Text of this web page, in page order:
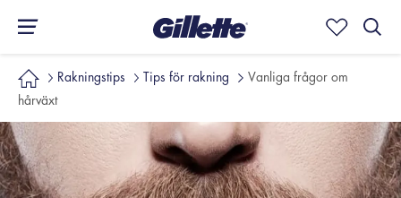
Rakningstips Tips för rakning
Vanliga frågor om
hårväxt